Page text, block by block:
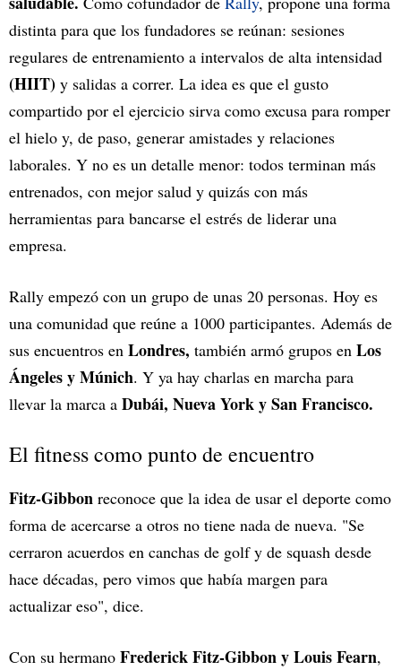
distinta para que los fundadores se reúnan: sesiones
regulares de entrenamiento a intervalos de alta intensidad
(HIIT) y salidas a correr. La idea es que el gusto
compartido por el ejercicio sirva como excusa para romper
el hielo y, de paso, generar amistades y relaciones
laborales. Y no es un detalle menor: todos terminan más
entrenados, con mejor salud y quizás con más
herramientas para bancarse el estrés de liderar una
empresa.
Rally empezó con un grupo de unas 20 personas. Hoy es
una comunidad que reúne a 1000 participantes. Además de
sus encuentros en Londres, también armó grupos en Los
Ángeles y Múnich. Y ya hay charlas en marcha para
llevar la marca a Dubái, Nueva York y San Francisco.
El fitness como punto de encuentro
Fitz-Gibbon reconoce que la idea de usar el deporte como
forma de acercarse a otros no tiene nada de nueva. "Se
cerraron acuerdos en canchas de golf y de squash desde
hace décadas, pero vimos que había margen para
actualizar eso", dice.
Con su hermano Frederick Fitz-Gibbon y Louis Fearn,